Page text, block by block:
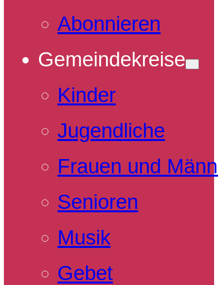
Abonnieren
Gemeindekreise
Kinder
Jugendliche
Frauen und
Senioren
Musik
Gebet